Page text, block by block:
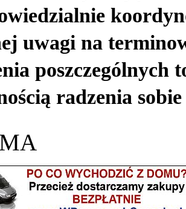
uwagi na
poszczególnych
radzenia